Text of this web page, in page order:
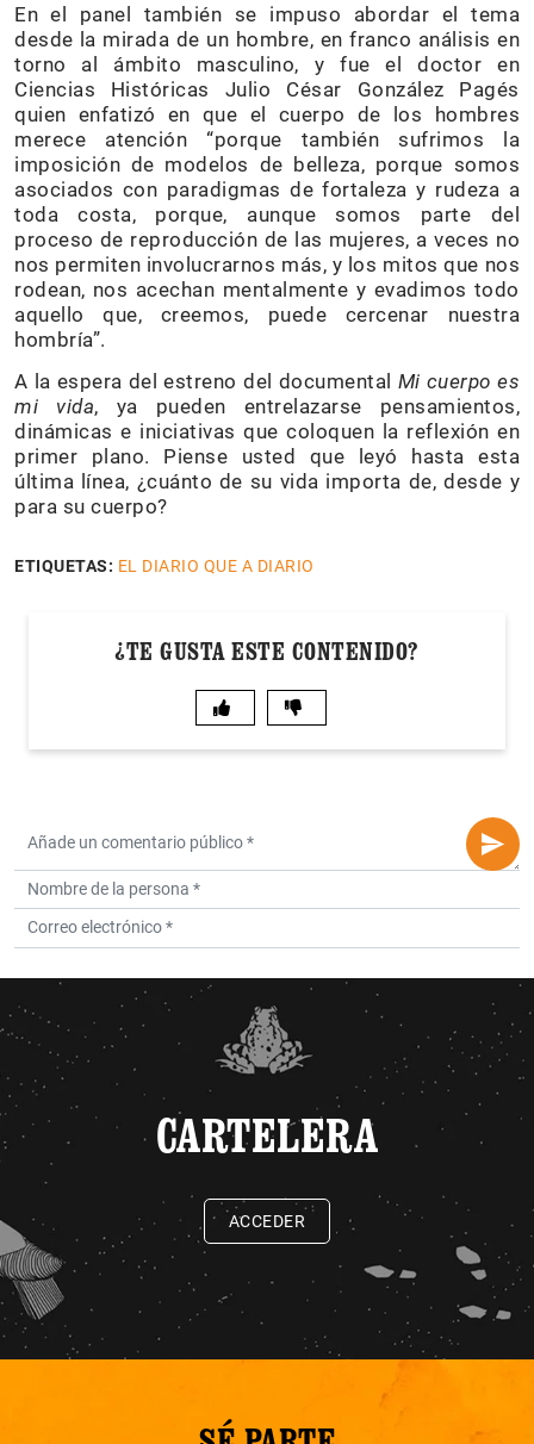
En el panel también se impuso abordar el tema
desde la mirada de un hombre, en franco análisis en
torno al ámbito masculino, y fue el doctor en
Ciencias Históricas Julio César González Pagés
quien enfatizó en que el cuerpo de los hombres
merece atención “porque también sufrimos la
imposición de modelos de belleza, porque somos
asociados con paradigmas de fortaleza y rudeza a
toda costa, porque, aunque somos parte del
proceso de reproducción de las mujeres, a veces no
nos permiten involucrarnos más, y los mitos que nos
rodean, nos acechan mentalmente y evadimos todo
aquello que, creemos, puede cercenar nuestra
hombría”.
A la espera del estreno del documental Mi cuerpo es
mi vida, ya pueden entrelazarse pensamientos,
dinámicas e iniciativas que coloquen la reflexión en
primer plano. Piense usted que leyó hasta esta
última línea, ¿cuánto de su vida importa de, desde y
para su cuerpo?
ETIQUETAS: EL DIARIO QUE A DIARIO
¿TE GUSTA ESTE CONTENIDO?
CARTELERA
ACCEDER